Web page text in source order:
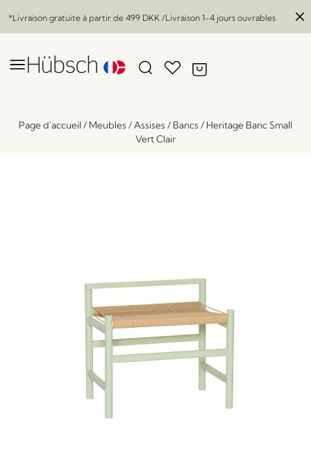
*Livraison gratuite à partir de 499 DKK /Livraison 1-4 jours ouvrables
Page d'accueil / Meubles / Assises / Bancs / Heritage Banc Small
Vert Clair